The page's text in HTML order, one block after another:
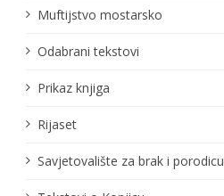
Muftijstvo mostarsko
Odabrani tekstovi
Prikaz knjiga
Rijaset
Savjetovalište za brak i porodicu